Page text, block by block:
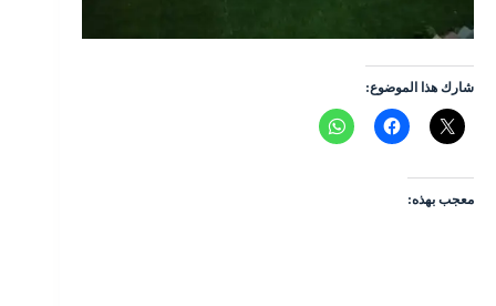
شارك هذا الموضوع:
معجب بهذه: